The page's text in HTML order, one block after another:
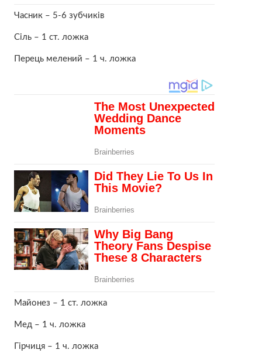
Часник – 5-6 зубчиків
Сіль – 1 ст. ложка
Перець мелений – 1 ч. ложка
Майонез – 1 ст. ложка
Мед – 1 ч. ложка
Гірчиця – 1 ч. ложка